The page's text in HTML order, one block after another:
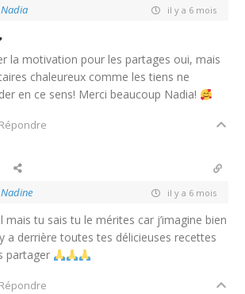
Nadia il y a 6 mois
la motivation pour les partages oui, mais
chaleureux comme les tiens ne
en ce sens! Merci beaucoup Nadia!
Répondre
Nadine il y a 6 mois
mais tu sais tu le mérites car j’imagine bien
a derrière toutes tes délicieuses recettes
partager
Répondre